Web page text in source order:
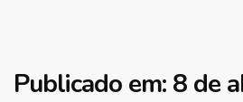
Publicado em: 8 de